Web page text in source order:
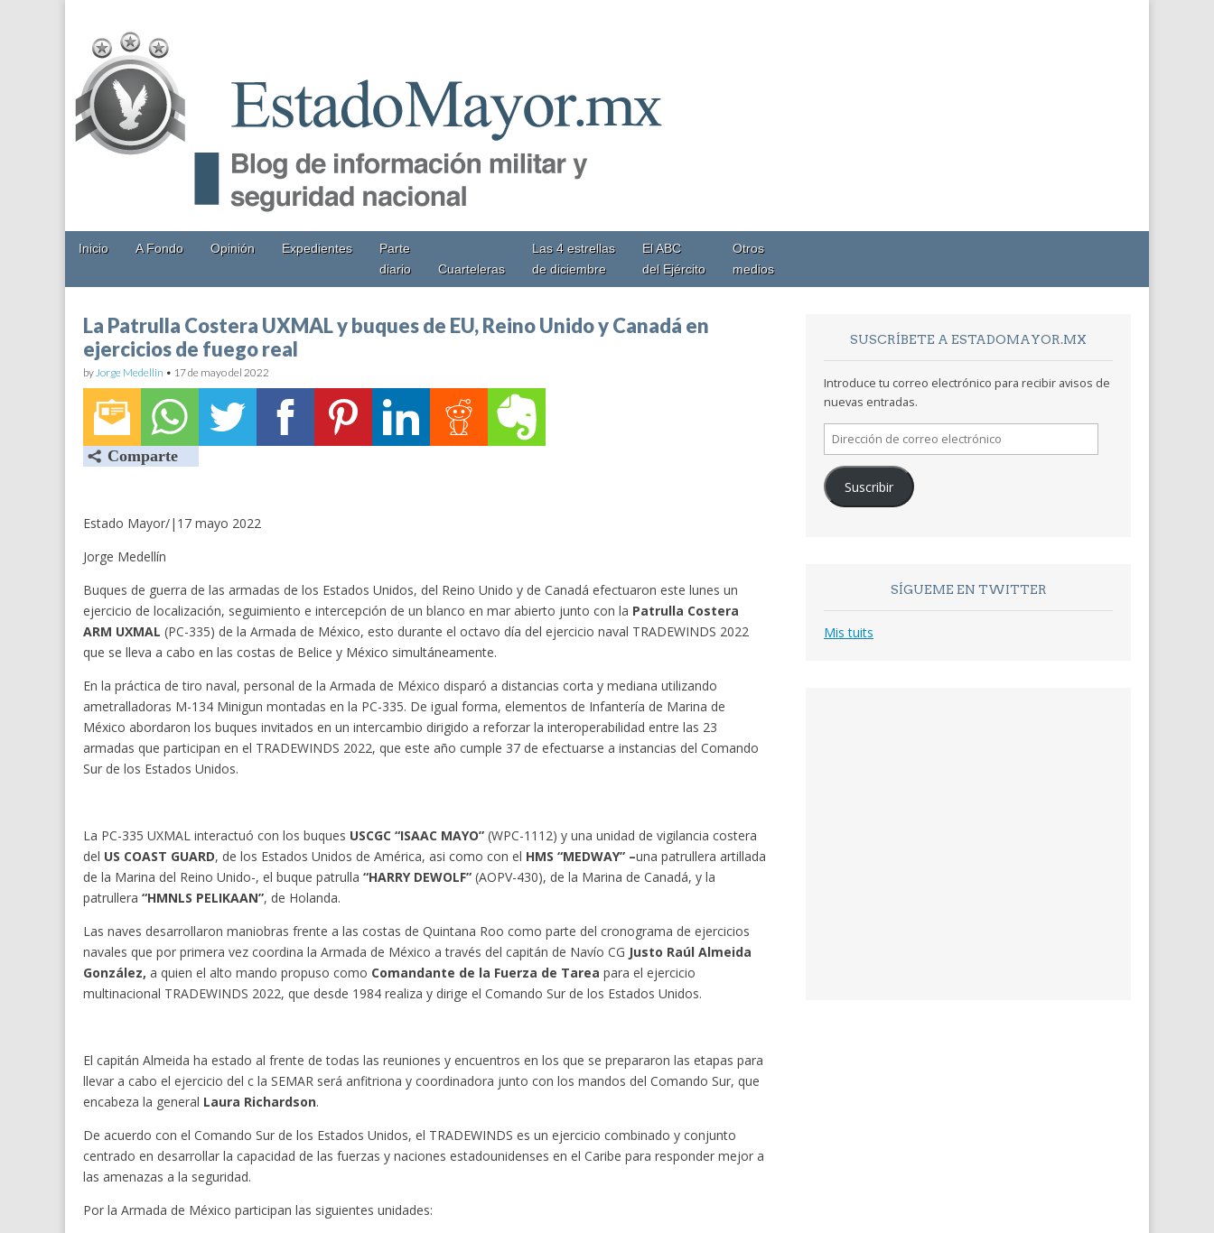
EstadoMayor.mx
Blog de información militar y de Seguridad Nacional
Inicio A Fondo Opinión Expedientes
Parte
diario
Cuarteleras
Las 4 estrellas
de diciembre
El ABC
del Ejército
Otros
medios
La Patrulla Costera UXMAL y buques de EU, Reino Unido y Canadá en
ejercicios de fuego real
byJorge Medellin • 17 de mayo del 2022
Estado Mayor/|17 mayo 2022
Jorge Medellín
Buques de guerra de las armadas de los Estados Unidos, del Reino Unido y de Canadá efectuaron este lunes un
ejercicio de localización, seguimiento e intercepción de un blanco en mar abierto junto con la Patrulla Costera
ARM UXMAL (PC-335) de la Armada de México, esto durante el octavo día del ejercicio naval TRADEWINDS 2022
que se lleva a cabo en las costas de Belice y México simultáneamente.
En la práctica de tiro naval, personal de la Armada de México disparó a distancias corta y mediana utilizando
ametralladoras M-134 Minigun montadas en la PC-335. De igual forma, elementos de Infantería de Marina de
México abordaron los buques invitados en un intercambio dirigido a reforzar la interoperabilidad entre las 23
armadas que participan en el TRADEWINDS 2022, que este año cumple 37 de efectuarse a instancias del Comando
Sur de los Estados Unidos.
La PC-335 UXMAL interactuó con los buques USCGC “ISAAC MAYO” (WPC-1112) y una unidad de vigilancia costera
del US COAST GUARD, de los Estados Unidos de América, asi como con el HMS “MEDWAY” –una patrullera artillada
de la Marina del Reino Unido-, el buque patrulla “HARRY DEWOLF” (AOPV-430), de la Marina de Canadá, y la
patrullera “HMNLS PELIKAAN”, de Holanda.
Las naves desarrollaron maniobras frente a las costas de Quintana Roo como parte del cronograma de ejercicios
navales que por primera vez coordina la Armada de México a través del capitán de Navío CG Justo Raúl Almeida
González, a quien el alto mando propuso como Comandante de la Fuerza de Tarea para el ejercicio
multinacional TRADEWINDS 2022, que desde 1984 realiza y dirige el Comando Sur de los Estados Unidos.
El capitán Almeida ha estado al frente de todas las reuniones y encuentros en los que se prepararon las etapas para
llevar a cabo el ejercicio del c la SEMAR será anfitriona y coordinadora junto con los mandos del Comando Sur, que
encabeza la general Laura Richardson.
De acuerdo con el Comando Sur de los Estados Unidos, el TRADEWINDS es un ejercicio combinado y conjunto
centrado en desarrollar la capacidad de las fuerzas y naciones estadounidenses en el Caribe para responder mejor a
las amenazas a la seguridad.
Por la Armada de México participan las siguientes unidades:
SUSCRÍBETE A ESTADOMAYOR.MX
Introduce tu correo electrónico para recibir avisos de
nuevas entradas.
Dirección
de
correo
electrónico
Suscribir
SÍGUEME EN TWITTER
Mis tuits